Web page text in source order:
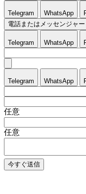
Telegram WhatsApp
電話またはメッセンジャー
Telegram WhatsApp
Telegram WhatsApp
任意
任意
今すぐ送信